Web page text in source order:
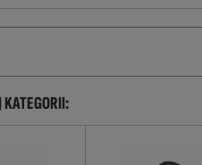
KATEGORII: